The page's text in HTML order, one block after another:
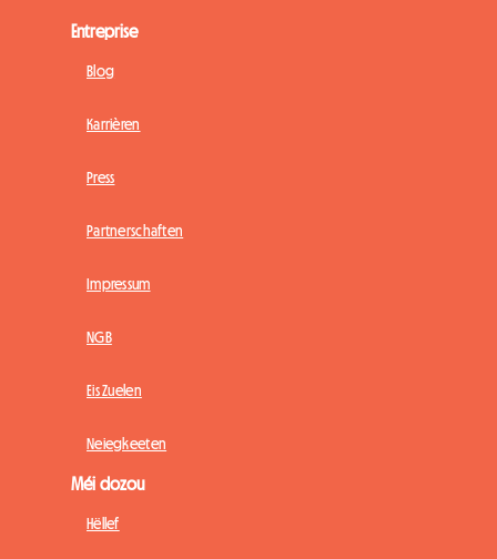
Entreprise
Blog
Karrièren
Press
Partnerschaften
Impressum
NGB
Eis Zuelen
Neiegkeeten
Méi dozou
Hëllef